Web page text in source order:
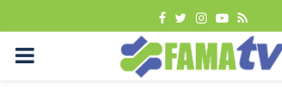
FACEBOOK
TWITTER
INSTAGRAM
YOUTUBE
RSS
PRIMARY